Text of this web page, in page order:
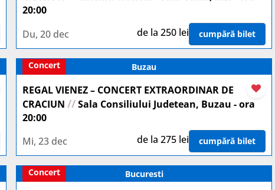
20:00
Du, 20 dec
de la 250 lei cumpără bilet
Buzau
Concert
REGAL VIENEZ – CONCERT EXTRAORDINAR DE
CRACIUN //Sala Consiliului Judetean, Buzau - ora
20:00
Mi, 23 dec
de la 275 lei cumpără bilet
Bucuresti
Concert